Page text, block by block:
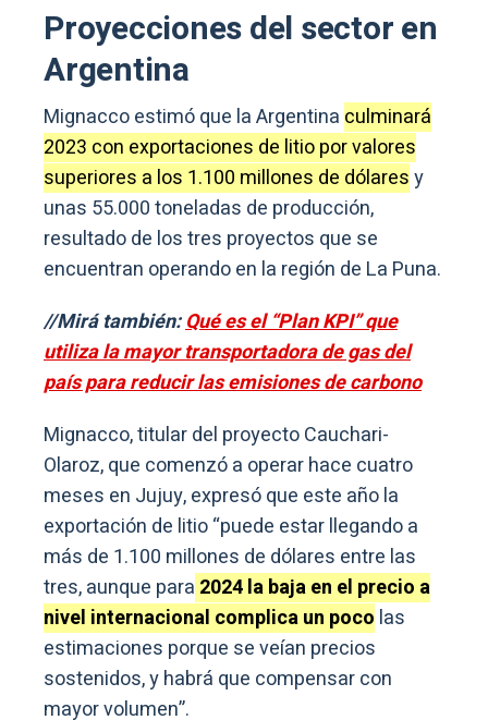
Proyecciones del sector en
Argentina
Mignacco estimó que la Argentina culminará
2023 con exportaciones de litio por valores
superiores a los 1.100 millones de dólaresy
unas 55.000 toneladas de producción,
resultado de los tres proyectos que se
encuentran operando en la región de La Puna.
//Mirá también:Qué es el “Plan KPI” que
utiliza la mayor transportadora de gas del
país para reducir las emisiones de carbono
Mignacco, titular del proyecto Cauchari-
Olaroz, que comenzó a operar hace cuatro
meses en Jujuy, expresó que este año la
exportación de litio “puede estar llegando a
más de 1.100 millones de dólares entre las
tres, aunque para 2024 la baja en el precio a
nivel internacional complica un poco las
estimaciones porque se veían precios
sostenidos, y habrá que compensar con
mayor volumen”.